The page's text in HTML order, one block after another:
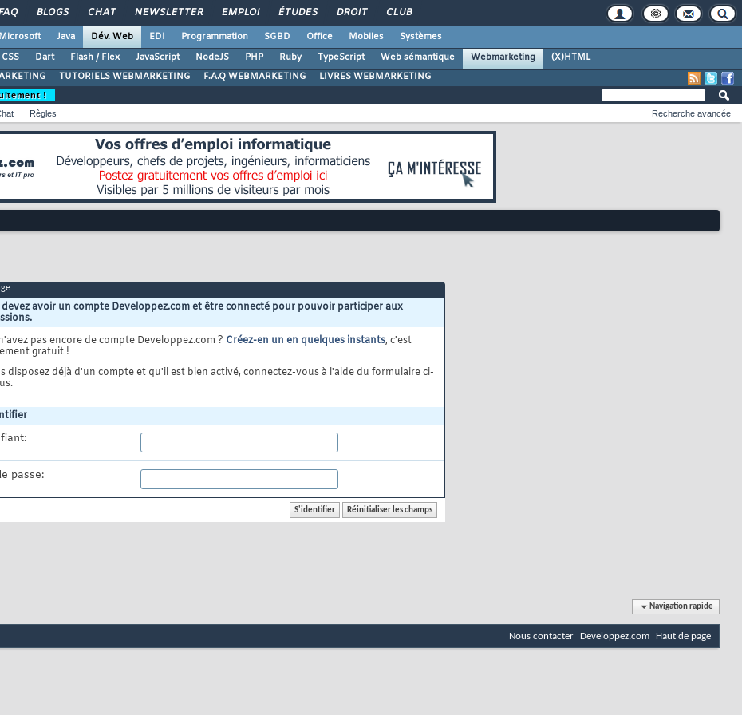
BLOGS CHAT NEWSLETTER EMPLOI ÉTUDES DROIT CLUB
Microsoft Java Dév. Web EDI Programmation SGBD Office Mobiles
Systèmes
CSS Dart Flash / Flex JavaScript NodeJS PHP Ruby TypeScript Web sémantique Webmarketing
(X)HTML
TUTORIELS WEBMARKETING F.A.Q WEBMARKETING LIVRES WEBMARKETING
!
Règles Recherche avancée
devez avoir un compte Developpez.com et être connecté pour pouvoir participer aux
pas encore de compte Developpez.com ? Créez-en un en quelques instants, c'est
gratuit !
disposez déjà d'un compte et qu'il est bien activé, connectez-vous à l'aide du formulaire ci-
passe:
Navigation rapide
Nous contacter Developpez.com Haut de page